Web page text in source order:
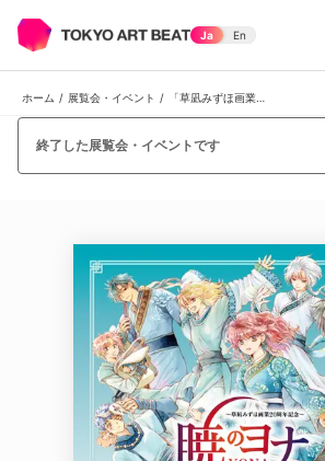
Ja En
ホーム / 展覧会・イベント /
終了した展覧会・イベントです